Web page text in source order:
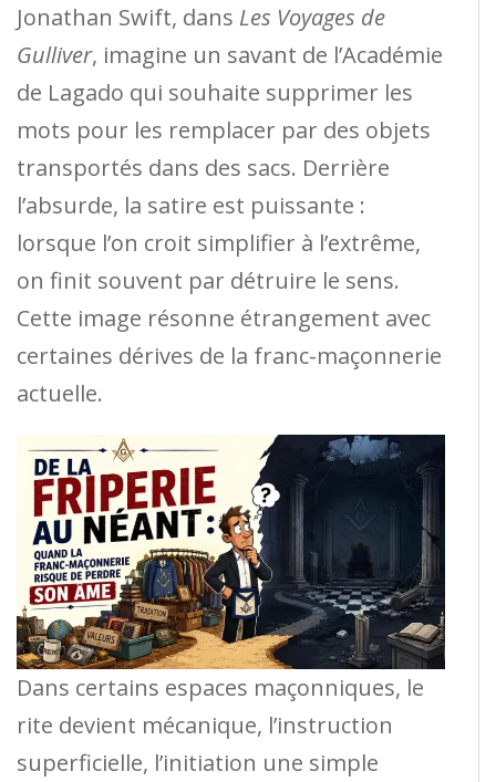
Jonathan Swift, dans Les Voyages de
Gulliver, imagine un savant de l’Académie
de Lagado qui souhaite supprimer les
mots pour les remplacer par des objets
transportés dans des sacs. Derrière
l’absurde, la satire est puissante :
lorsque l’on croit simplifier à l’extrême,
on finit souvent par détruire le sens.
Cette image résonne étrangement avec
certaines dérives de la franc-maçonnerie
actuelle.
Dans certains espaces maçonniques, le
rite devient mécanique, l’instruction
superficielle, l’initiation une simple